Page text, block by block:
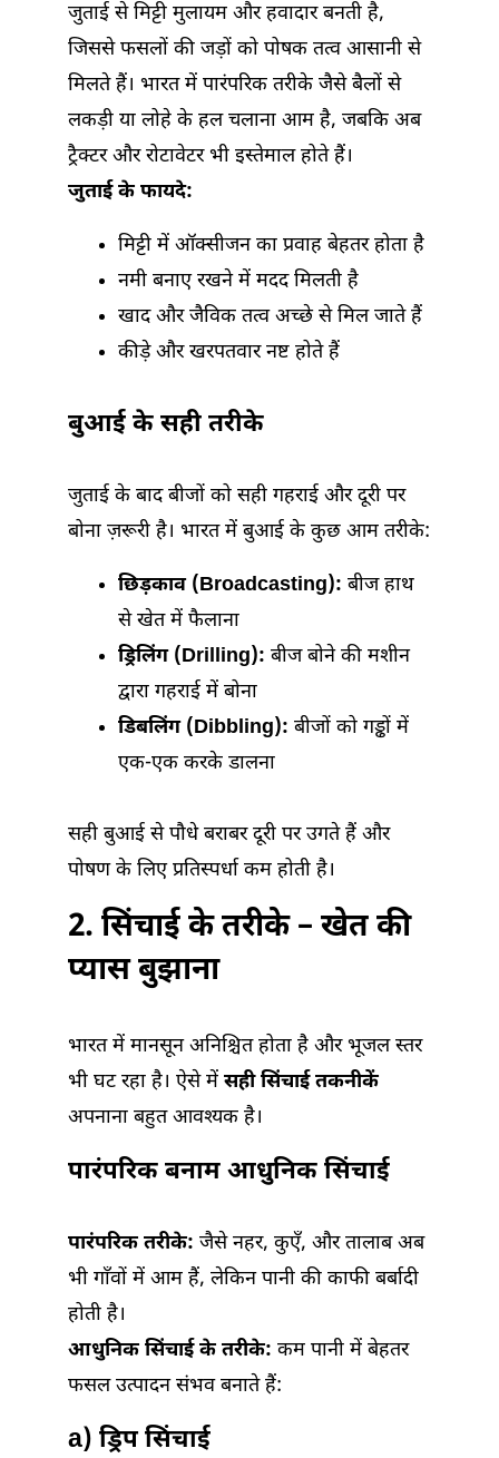
जुताई से मिट्टी मुलायम और हवादार बनती है,
जिससे फसलों की जड़ों को पोषक तत्व आसानी से
मिलते हैं। भारत में पारंपरिक तरीके जैसे बैलों से
लकड़ी या लोहे के हल चलाना आम है, जबकि अब
ट्रैक्टर और रोटावेटर भी इस्तेमाल होते हैं।
जुताई के फायदे:
मिट्टी में ऑक्सीजन का प्रवाह बेहतर होता है
नमी बनाए रखने में मदद मिलती है
खाद और जैविक तत्व अच्छे से मिल जाते हैं
कीड़े और खरपतवार नष्ट होते हैं
बुआई के सही तरीके
जुताई के बाद बीजों को सही गहराई और दूरी पर
बोना ज़रूरी है। भारत में बुआई के कुछ आम तरीके:
छिड़काव (Broadcasting): बीज हाथ
से खेत में फैलाना
ड्रिलिंग (Drilling): बीज बोने की मशीन
द्वारा गहराई में बोना
डिबलिंग (Dibbling): बीजों को गड्ढों में
एक-एक करके डालना
सही बुआई से पौधे बराबर दूरी पर उगते हैं और
पोषण के लिए प्रतिस्पर्धा कम होती है।
2. सिंचाई के तरीके – खेत की
प्यास बुझाना
भारत में मानसून अनिश्चित होता है और भूजल स्तर
भी घट रहा है। ऐसे में सही सिंचाई तकनीकें
अपनाना बहुत आवश्यक है।
पारंपरिक बनाम आधुनिक सिंचाई
पारंपरिक तरीके: जैसे नहर, कुएँ, और तालाब अब
भी गाँवों में आम हैं, लेकिन पानी की काफी बर्बादी
होती है।
आधुनिक सिंचाई के तरीके: कम पानी में बेहतर
फसल उत्पादन संभव बनाते हैं:
a) ड्रिप सिंचाई